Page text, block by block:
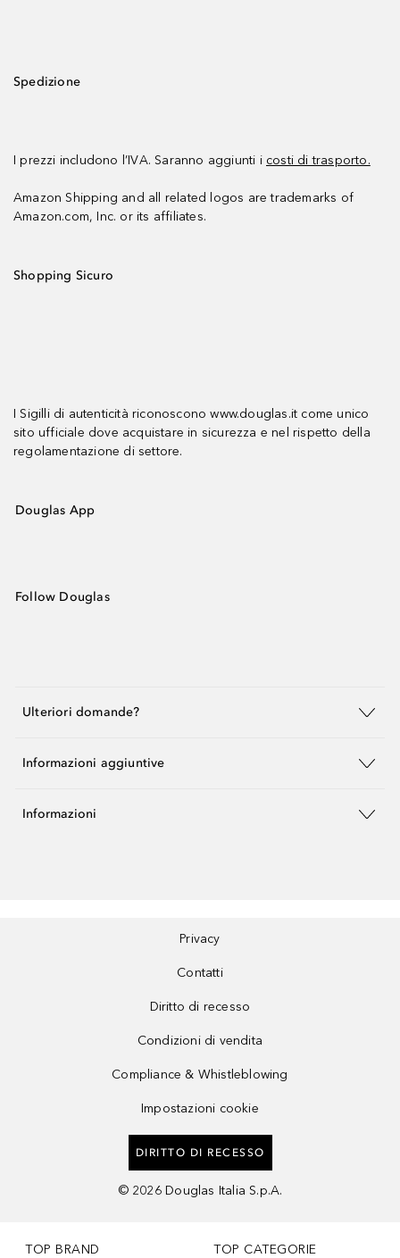
Spedizione
I prezzi includono l’IVA. Saranno aggiunti i costi di trasporto.
Amazon Shipping and all related logos are trademarks of
Amazon.com, Inc. or its affiliates.
Shopping Sicuro
I Sigilli di autenticità riconoscono www.douglas.it come unico
sito ufficiale dove acquistare in sicurezza e nel rispetto della
regolamentazione di settore.
Douglas App
Follow Douglas
Ulteriori domande?
Informazioni aggiuntive
Informazioni
Privacy
Contatti
Diritto di recesso
Condizioni di vendita
Compliance & Whistleblowing
Impostazioni cookie
DIRITTO DI RECESSO
© 2026 Douglas Italia S.p.A.
TOP BRAND TOP CATEGORIE